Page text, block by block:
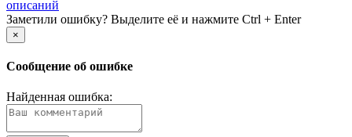
описаний
Заметили ошибку? Выделите её и нажмите Ctrl + Enter
×
Сообщение об ошибке
Найденная ошибка: